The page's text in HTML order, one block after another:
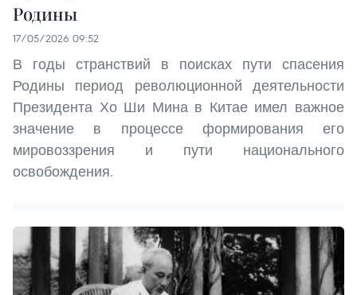
Родины
17/05/2026 09:52
В годы странствий в поисках пути спасения
Родины период революционной деятельности
Президента Хо Ши Мина в Китае имел важное
значение в процессе формирования его
мировоззрения и пути национального
освобождения.